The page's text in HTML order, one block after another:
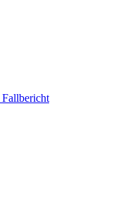
Fallbericht